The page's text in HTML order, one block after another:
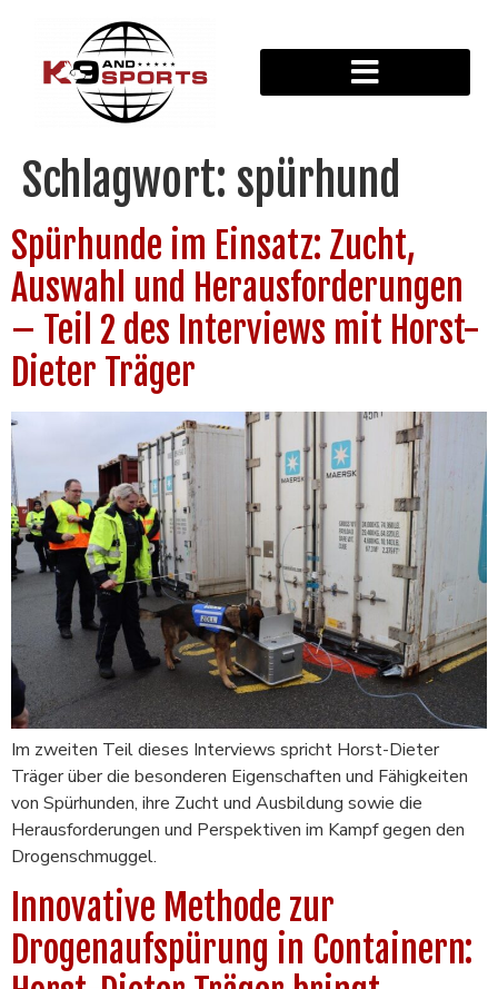
Schlagwort: spürhund
Spürhunde im Einsatz: Zucht,
Auswahl und Herausforderungen
– Teil 2 des Interviews mit Horst-
Dieter Träger
Im zweiten Teil dieses Interviews spricht Horst-Dieter
Träger über die besonderen Eigenschaften und Fähigkeiten
von Spürhunden, ihre Zucht und Ausbildung sowie die
Herausforderungen und Perspektiven im Kampf gegen den
Drogenschmuggel.
Innovative Methode zur
Drogenaufspürung in Containern: